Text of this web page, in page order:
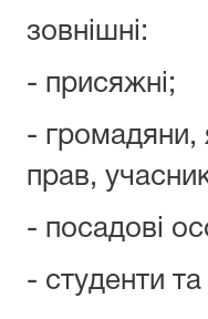
зовнішні:
- присяжні;
- громадяни,
прав,
- посадові
- студенти